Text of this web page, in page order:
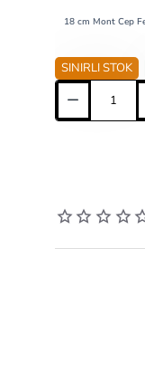
18 cm Mont Cep
SINIRLI STOK